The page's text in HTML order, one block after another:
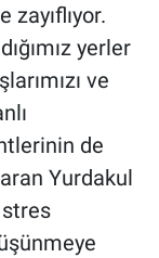
yerler
ve
de
Yurdakul